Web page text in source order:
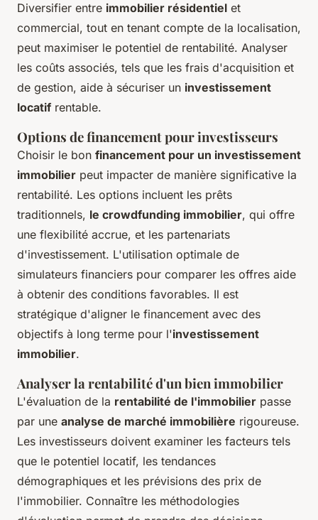
Diversifier entre immobilier résidentiel et
commercial, tout en tenant compte de la localisation,
peut maximiser le potentiel de rentabilité. Analyser
les coûts associés, tels que les frais d'acquisition et
de gestion, aide à sécuriser un investissement
locatif rentable.
Options de financement pour investisseurs
Choisir le bon financement pour un investissement
immobilier peut impacter de manière significative la
rentabilité. Les options incluent les prêts
traditionnels, le crowdfunding immobilier, qui offre
une flexibilité accrue, et les partenariats
d'investissement. L'utilisation optimale de
simulateurs financiers pour comparer les offres aide
à obtenir des conditions favorables. Il est
stratégique d'aligner le financement avec des
objectifs à long terme pour l'investissement
immobilier.
Analyser la rentabilité d'un bien immobilier
L'évaluation de la rentabilité de l'immobilier passe
par une analyse de marché immobilière rigoureuse.
Les investisseurs doivent examiner les facteurs tels
que le potentiel locatif, les tendances
démographiques et les prévisions des prix de
l'immobilier. Connaître les méthodologies